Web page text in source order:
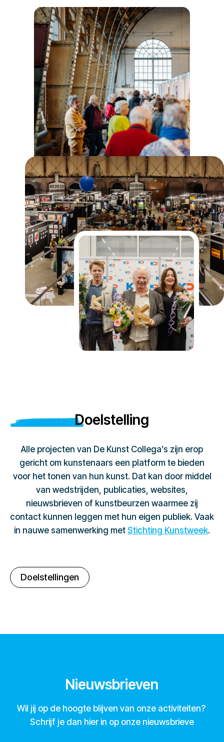
Doelstelling
Alle projecten van De Kunst Collega’s zijn erop
gericht om kunstenaars een platform te bieden
voor het tonen van hun kunst. Dat kan door middel
van wedstrijden, publicaties, websites,
nieuwsbrieven of kunstbeurzen waarmee zij
contact kunnen leggen met hun eigen publiek. Vaak
in nauwe samenwerking met Stichting Kunstweek.
Doelstellingen
Nieuwsbrieven
Wil jij op de hoogte blijven van onze activiteiten?
Schrijf je dan hier in op onze nieuwsbrieve